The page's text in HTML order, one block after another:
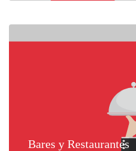
Bares y Restaurantes